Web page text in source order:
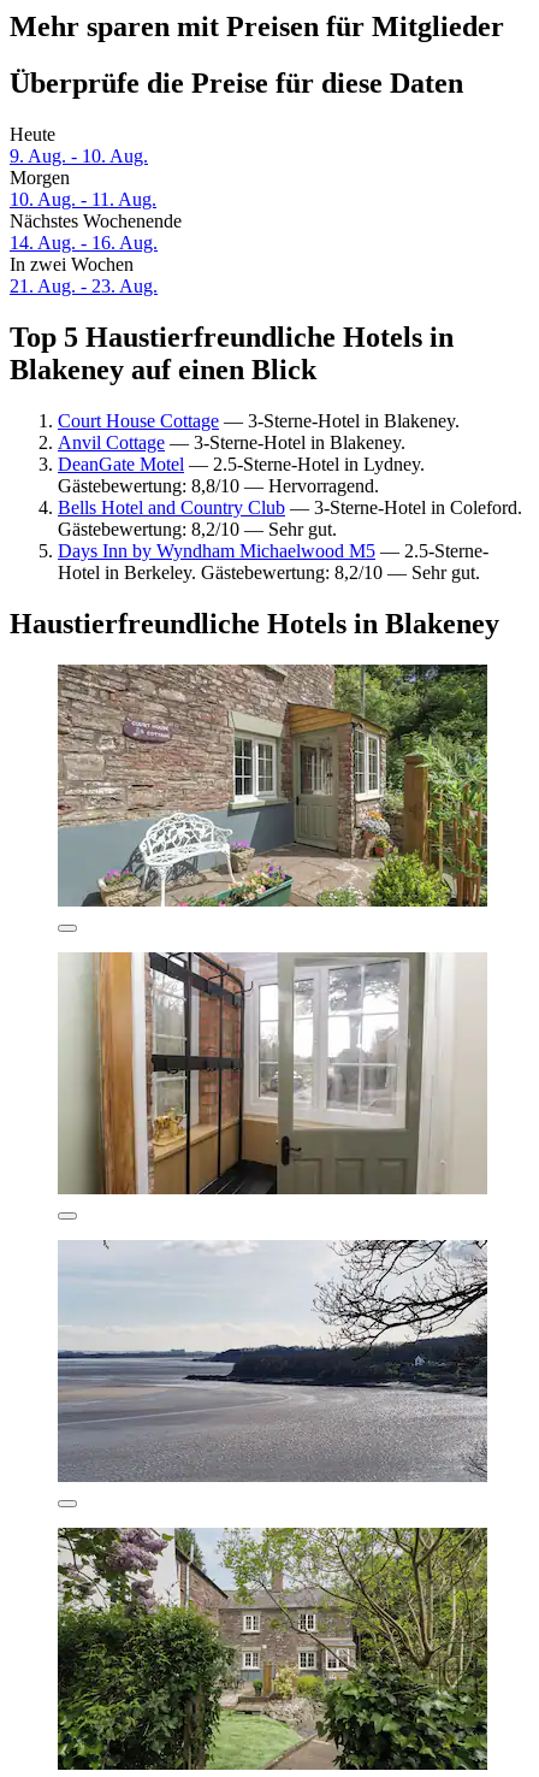
Mehr sparen mit Preisen für Mitglieder
Überprüfe die Preise für diese Daten
Heute
9. Aug. - 10. Aug.
Morgen
10. Aug. - 11. Aug.
Nächstes Wochenende
14. Aug. - 16. Aug.
In zwei Wochen
21. Aug. - 23. Aug.
Top 5 Haustierfreundliche Hotels in
Blakeney auf einen Blick
Court House Cottage — 3-Sterne-Hotel in Blakeney.
Anvil Cottage — 3-Sterne-Hotel in Blakeney.
DeanGate Motel — 2.5-Sterne-Hotel in Lydney.
Gästebewertung: 8,8/10 — Hervorragend.
Bells Hotel and Country Club — 3-Sterne-Hotel in Coleford.
Gästebewertung: 8,2/10 — Sehr gut.
Days Inn by Wyndham Michaelwood M5 — 2.5-Sterne-
Hotel in Berkeley. Gästebewertung: 8,2/10 — Sehr gut.
Haustierfreundliche Hotels in Blakeney